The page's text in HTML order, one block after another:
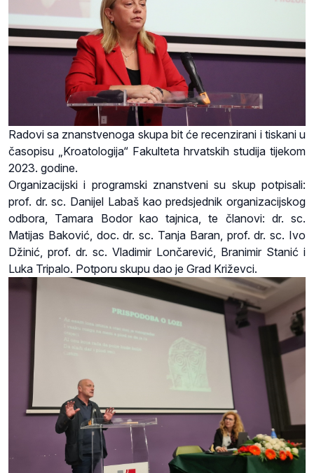
Radovi sa znanstvenoga skupa bit će recenzirani i tiskani u
časopisu „Kroatologija“ Fakulteta hrvatskih studija tijekom
2023. godine.
Organizacijski i programski znanstveni su skup potpisali:
prof. dr. sc. Danijel Labaš kao predsjednik organizacijskog
odbora, Tamara Bodor kao tajnica, te članovi: dr. sc.
Matijas Baković, doc. dr. sc. Tanja Baran, prof. dr. sc. Ivo
Džinić, prof. dr. sc. Vladimir Lončarević, Branimir Stanić i
Luka Tripalo. Potporu skupu dao je Grad Križevci.